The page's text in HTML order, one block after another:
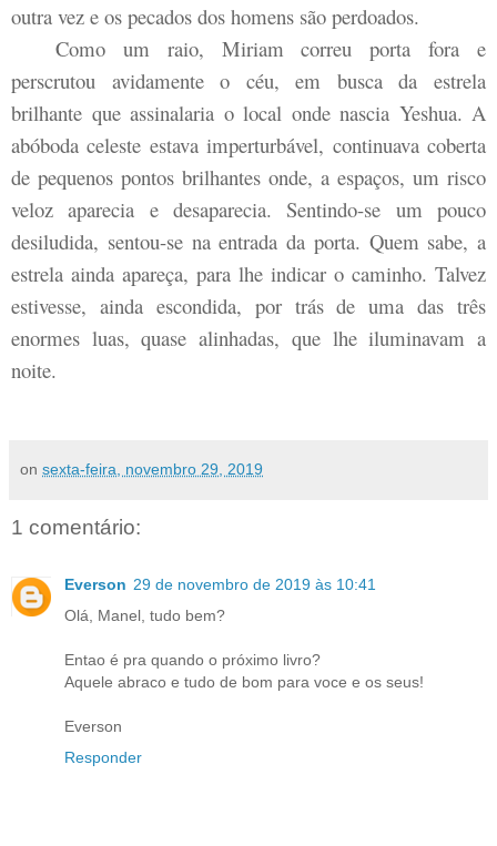
outra vez e os pecados dos homens são perdoados.
Como um raio, Miriam correu porta fora e
perscrutou avidamente o céu, em busca da estrela
brilhante que assinalaria o local onde nascia Yeshua. A
abóboda celeste estava imperturbável, continuava coberta
de pequenos pontos brilhantes onde, a espaços, um risco
veloz aparecia e desaparecia. Sentindo-se um pouco
desiludida, sentou-se na entrada da porta. Quem sabe, a
estrela ainda apareça, para lhe indicar o caminho. Talvez
estivesse, ainda escondida, por trás de uma das três
enormes luas, quase alinhadas, que lhe iluminavam a
noite.
on sexta-feira, novembro 29, 2019
1 comentário:
Everson 29 de novembro de 2019 às 10:41
Olá, Manel, tudo bem?
Entao é pra quando o próximo livro?
Aquele abraco e tudo de bom para voce e os seus!
Everson
Responder